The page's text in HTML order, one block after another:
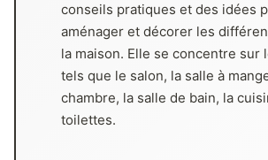
conseils pratiques et des idées
aménager et décorer les
la maison. Elle se concentre sur
tels que le salon, la salle à
chambre, la salle de bain, la
toilettes.